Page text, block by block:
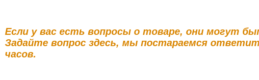
Если у вас есть вопросы о товаре, они могут
Задайте вопрос здесь, мы постараемся
часов.